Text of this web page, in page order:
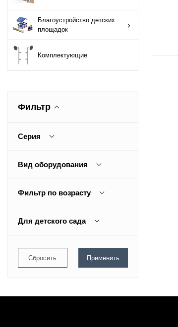
оборудование
Благоустройство
детских площадок
Благоустройство детских
площадок
Комплектующие
Фильтр
Серия
Вид оборудования
Фильтр по возрасту
Для детского сада